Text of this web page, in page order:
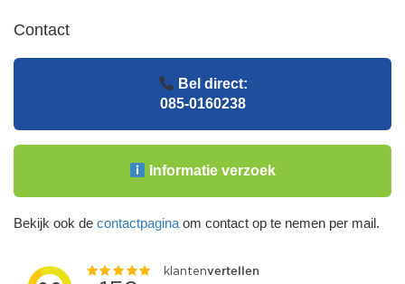
Contact
Bel direct:
085-0160238
Informatie verzoek
Bekijk ook de contactpagina om contact op te nemen per mail.